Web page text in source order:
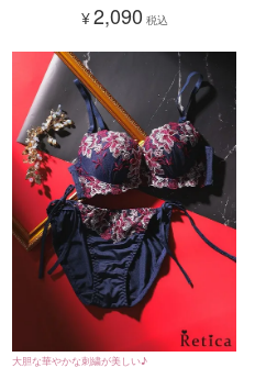
¥2,090 税込
大胆な華やかな刺繍が美しい♪